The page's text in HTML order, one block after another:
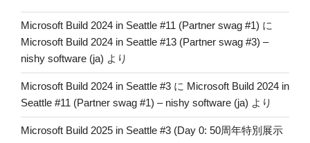
Microsoft Build 2024 in Seattle #11 (Partner swag #1) に
Microsoft Build 2024 in Seattle #13 (Partner swag #3) –
nishy software (ja) より
Microsoft Build 2024 in Seattle #3 に Microsoft Build 2024 in
Seattle #11 (Partner swag #1) – nishy software (ja) より
Microsoft Build 2025 in Seattle #3 (Day 0: 50周年特別展示